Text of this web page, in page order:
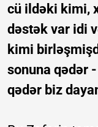
cü ildəki kimi,
dəstək var idi
kimi
sonuna qədər
qədər biz